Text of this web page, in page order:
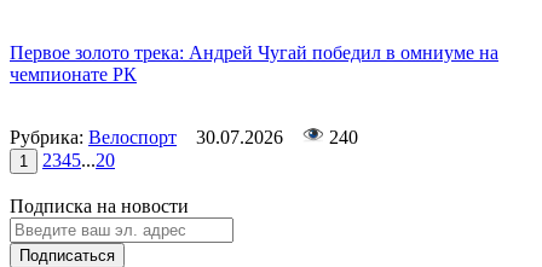
Первое золото трека: Андрей Чугай победил в омниуме на
чемпионате РК
Рубрика: Велоспорт 30.07.2026 240
1 2345...20
Подписка на новости
Подписаться